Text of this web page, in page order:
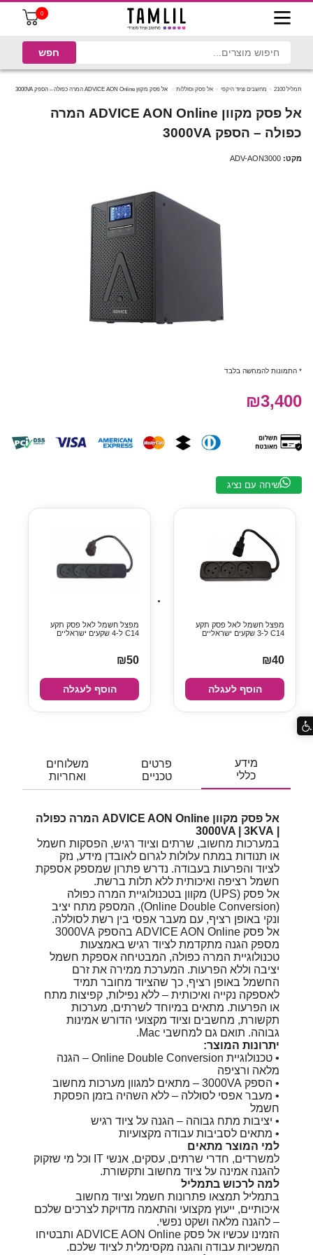
0
תמליל 2100 מחשבים וציוד היקפי אל פסק וסוללות ‏אל פסק מקוון ADVICE AON Online המרה כפולה – הספק 3000VA
‏אל פסק מקוון ADVICE AON Online המרה
כפולה – הספק 3000VA
מקט: ADV-AON3000
* התמונות להמחשה בלבד
₪3,400
שיחה עם נציג
מפצל חשמל לאל פסק תקע
C14 ל-3 שקעים ישראליים
₪40
הוסף לעגלה
מפצל חשמל לאל פסק תקע
C14 ל-4 שקעים ישראליים
₪50
הוסף לעגלה
מידע
כללי
פרטים
טכניים
משלוחים
ואחריות
אל פסק מקוון ADVICE AON Online המרה כפולה
במערכות מחשוב, שרתים וציוד רגיש, הפסקות חשמל
או תנודות במתח עלולות לגרום לאובדן מידע, נזק
לציוד והפרעות בעבודה. נדרש פתרון שמספק אספקת
חשמל רציפה ואיכותית ללא תלות ברשת.
אל פסק (UPS) מקוון בטכנולוגיית המרה כפולה
(Online Double Conversion), המספק מתח יציב
ונקי באופן רציף, עם מעבר אפסי בין רשת לסוללה.
אל פסק ADVICE AON Online בהספק 3000VA
מספק הגנה מתקדמת לציוד רגיש באמצעות
טכנולוגיית המרה כפולה, המבטיחה אספקת חשמל
יציבה וללא הפרעות. המערכת ממירה את זרם
החשמל באופן רציף, כך שהציוד מחובר תמיד
לאספקה נקייה ואיכותית – ללא נפילות, קפיצות מתח
או הפרעות. מתאים במיוחד לשרתים, מערכות
תקשורת, מחשבים וציוד מקצועי הדורש אמינות
גבוהה. תואם גם למחשבי Mac.
יתרונות המוצר:
• טכנולוגיית Online Double Conversion – הגנה
מלאה ורציפה
• הספק 3000VA – מתאים למגוון מערכות מחשוב
• מעבר אפסי לסוללה – ללא השהיה בזמן הפסקת
חשמל
• יציבות מתח גבוהה – הגנה על ציוד רגיש
• מתאים לסביבות עבודה מקצועיות
למי המוצר מתאים
למשרדים, חדרי שרתים, עסקים, אנשי IT וכל מי שזקוק
להגנה אמינה על ציוד מחשוב ותקשורת.
למה לרכוש בתמליל
בתמליל תמצאו פתרונות חשמל וציוד מחשוב
איכותיים, ייעוץ מקצועי והתאמה מדויקת לצרכים שלכם
– להגנה מלאה ושקט נפשי.
הזמינו עכשיו אל פסק ADVICE AON Online ותבטיחו
המשכיות עבודה והגנה מקסימלית לציוד שלכם.